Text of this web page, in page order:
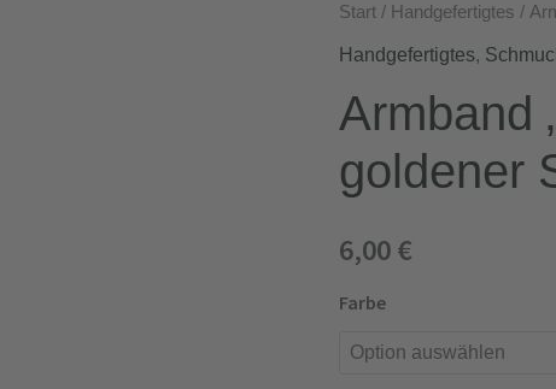
Start / Handgefertigtes /
Handgefertigtes,
Armband
goldener
6,00€
Farbe